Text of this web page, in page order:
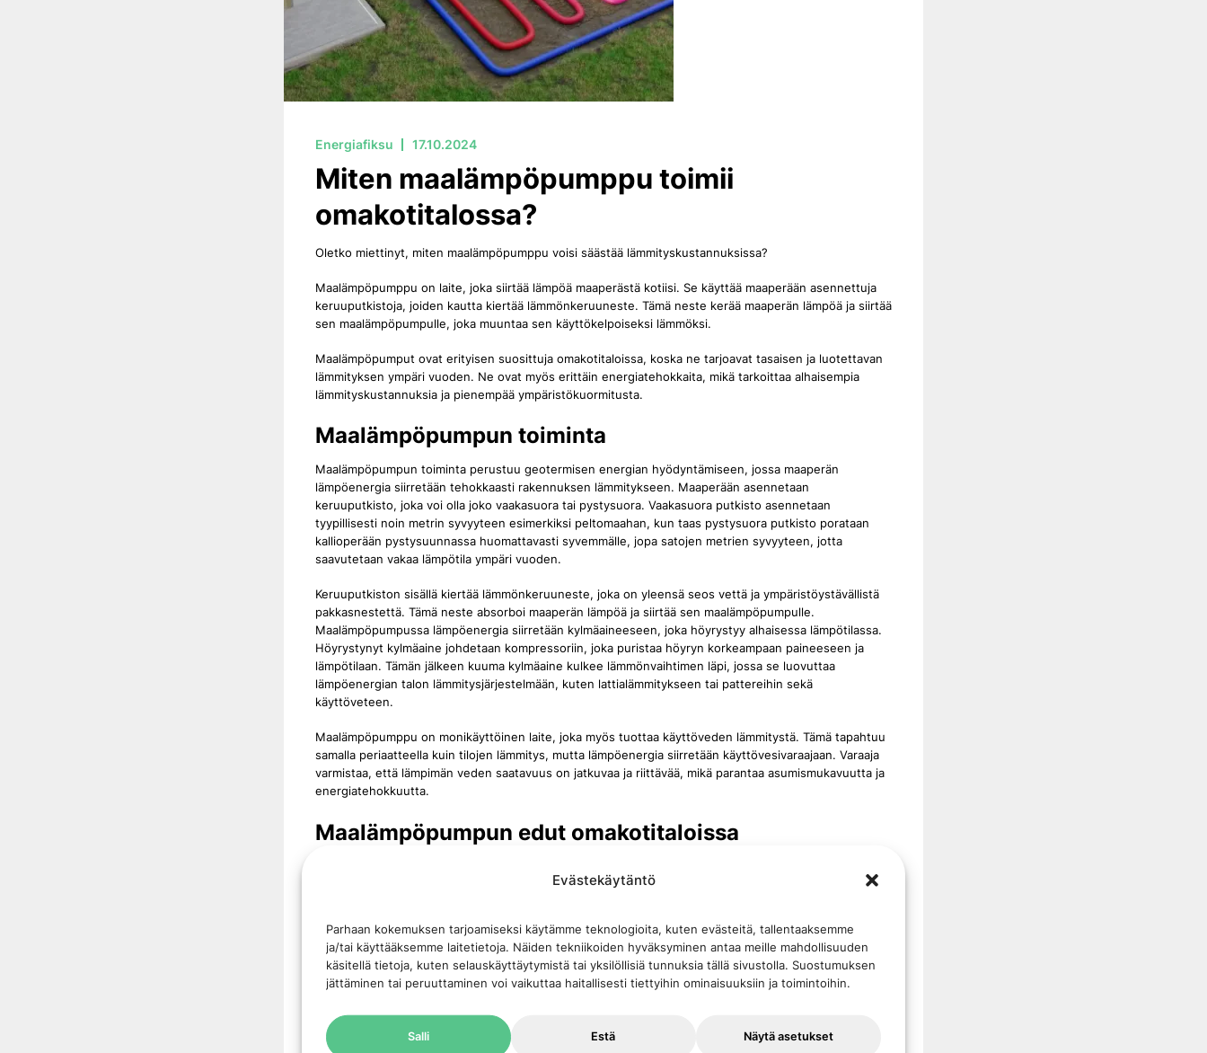
Evästekäytäntö
Parhaan kokemuksen tarjoamiseksi käytämme teknologioita, kuten evästeitä, tallentaaksemme
ja/tai käyttääksemme laitetietoja. Näiden tekniikoiden hyväksyminen antaa meille mahdollisuuden
käsitellä tietoja, kuten selauskäyttäytymistä tai yksilöllisiä tunnuksia tällä sivustolla. Suostumuksen
jättäminen tai peruuttaminen voi vaikuttaa haitallisesti tiettyihin ominaisuuksiin ja toimintoihin.
Salli Estä Näytä asetukset
Energiafiksu
Miten maalämpöpumppu toimii
omakotitalossa?
Oletko miettinyt, miten maalämpöpumppu voisi säästää lämmityskustannuksissa?
Maalämpöpumppu on laite, joka siirtää lämpöä maaperästä kotiisi. Se käyttää maaperään asennettuja
keruuputkistoja, joiden kautta kiertää lämmönkeruuneste. Tämä neste kerää maaperän lämpöä ja siirtää
sen maalämpöpumpulle, joka muuntaa sen käyttökelpoiseksi lämmöksi.
Maalämpöpumput ovat erityisen suosittuja omakotitaloissa, koska ne tarjoavat tasaisen ja luotettavan
lämmityksen ympäri vuoden. Ne ovat myös erittäin energiatehokkaita, mikä tarkoittaa alhaisempia
lämmityskustannuksia ja pienempää ympäristökuormitusta.
Maalämpöpumpun toiminta
Maalämpöpumpun toiminta perustuu geotermisen energian hyödyntämiseen, jossa maaperän
lämpöenergia siirretään tehokkaasti rakennuksen lämmitykseen. Maaperään asennetaan
keruuputkisto, joka voi olla joko vaakasuora tai pystysuora. Vaakasuora putkisto asennetaan
tyypillisesti noin metrin syvyyteen esimerkiksi peltomaahan, kun taas pystysuora putkisto porataan
kallioperään pystysuunnassa huomattavasti syvemmälle, jopa satojen metrien syvyyteen, jotta
saavutetaan vakaa lämpötila ympäri vuoden.
Keruuputkiston sisällä kiertää lämmönkeruuneste, joka on yleensä seos vettä ja ympäristöystävällistä
pakkasnestettä. Tämä neste absorboi maaperän lämpöä ja siirtää sen maalämpöpumpulle.
Maalämpöpumpussa lämpöenergia siirretään kylmäaineeseen, joka höyrystyy alhaisessa lämpötilassa.
Höyrystynyt kylmäaine johdetaan kompressoriin, joka puristaa höyryn korkeampaan paineeseen ja
lämpötilaan. Tämän jälkeen kuuma kylmäaine kulkee lämmönvaihtimen läpi, jossa se luovuttaa
lämpöenergian talon lämmitysjärjestelmään, kuten lattialämmitykseen tai pattereihin sekä
käyttöveteen.
Maalämpöpumppu on monikäyttöinen laite, joka myös tuottaa käyttöveden lämmitystä. Tämä tapahtuu
samalla periaatteella kuin tilojen lämmitys, mutta lämpöenergia siirretään käyttövesivaraajaan. Varaaja
varmistaa, että lämpimän veden saatavuus on jatkuvaa ja riittävää, mikä parantaa asumismukavuutta ja
energiatehokkuutta.
Maalämpöpumpun edut omakotitaloissa
lämmitysjärjestelmä voi vähentää lämmityskustannuksia jopa 80%, mikä tekee siitä taloudellisesti
lämmitysjärjestelmille. Tämä vähentää merkittävästi hiilidioksidipäästöjä ja edistää kestävää kehitystä.
Maalämpöpumput ovat tunnettuja myös niiden korkeasta luotettavuudesta ja vähäisestä
huoltotarpeesta. Ne tarjoavat tasaisen ja miellyttävän lämmityksen ympäri vuoden, riippumatta
Maalämpöpumppujen pitkä käyttöikä ja vähäinen huoltotarve tarkoittavat, että ne tarjoavat
pitkäaikaista mielenrauhaa ja kustannussäästöjä. Lisäksi niiden hiljainen toiminta ja mahdollisuus